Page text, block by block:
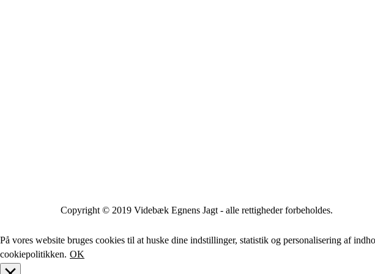
Copyright © 2019 Videbæk Egnens Jagt - alle rettigheder forbeholdes.
På vores website bruges cookies til at huske dine indstillinger, statistik og personalisering af
cookiepolitikken. OK